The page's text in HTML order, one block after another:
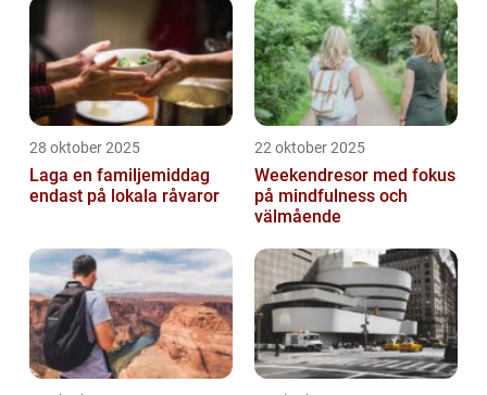
28 oktober 2025
Laga en familjemiddag
endast på lokala råvaror
22 oktober 2025
Weekendresor med fokus
på mindfulness och
välmående